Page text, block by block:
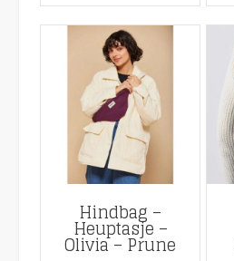
Hindbag –
Heuptasje –
Olivia – Prune